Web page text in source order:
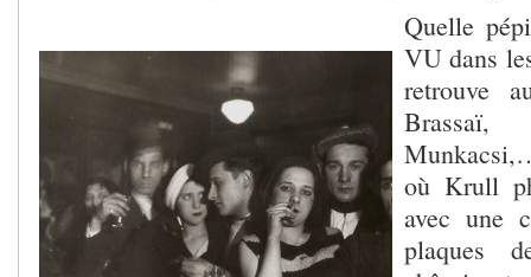
Quelle
VU dans
retrouve
Brassaï,
où Krull
avec une
plaques